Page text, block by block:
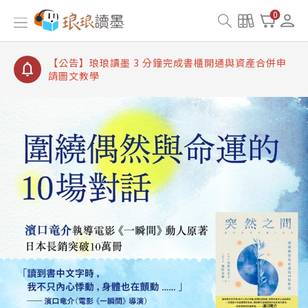
0
【公告】琅琅讀墨書櫃開通常見問題
【公告】琅琅讀墨 3 分鐘完成書櫃開通與資產合併申
【公告】琅琅書店服務升級重要說明及資產合併結果
查詢
【公告】琅琅讀墨數位閱讀資產合併與書櫃開通申請